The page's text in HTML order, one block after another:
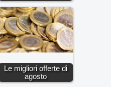
Le migliori offerte di
agosto